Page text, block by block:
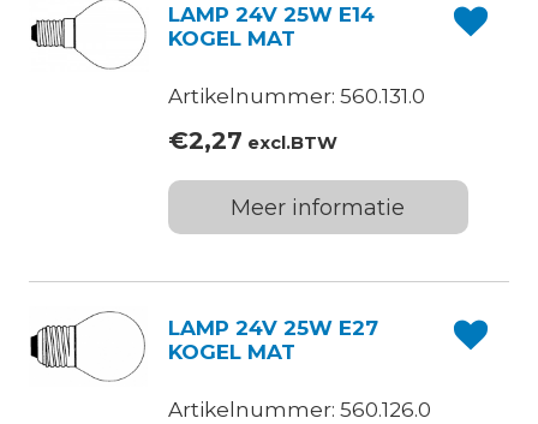
LAMP 24V 25W E14
KOGEL MAT
Artikelnummer: 560.131.0
€2,27 excl.BTW
Meer informatie
LAMP 24V 25W E27
KOGEL MAT
Artikelnummer: 560.126.0